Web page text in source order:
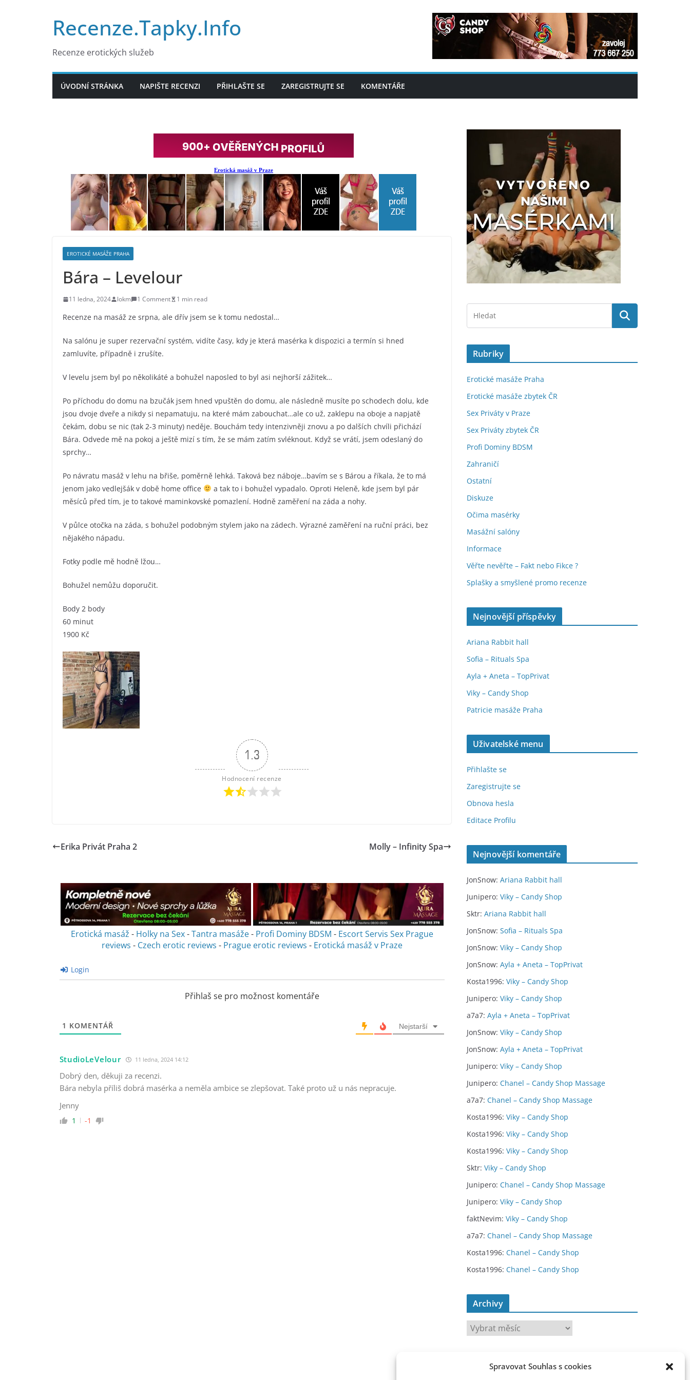
Spravovat Souhlas s cookies
Recenze.Tapky.Info
Recenze erotických služeb
ÚVODNÍ STRÁNKA NAPIŠTE RECENZI PŘIHLAŠTE SE ZAREGISTRUJTE SE KOMENTÁŘE
EROTICKÉ MASÁŽE PRAHA
Bára – Levelour
11 ledna, 2024 lokm 1 Comment 1 min read
Recenze na masáž ze srpna, ale dřív jsem se k tomu nedostal…
Na salónu je super rezervační systém, vidíte časy, kdy je která masérka k dispozici a termín si hned
zamluvíte, případně i zrušíte.
V levelu jsem byl po několikáté a bohužel naposled to byl asi nejhorší zážitek…
Po příchodu do domu na bzučák jsem hned vpuštěn do domu, ale následně musíte po schodech dolu, kde
jsou dvoje dveře a nikdy si nepamatuju, na které mám zabouchat…ale co už, zaklepu na oboje a napjatě
čekám, dobu se nic (tak 2-3 minuty) neděje. Bouchám tedy intenzivněji znovu a po dalších chvíli přichází
Bára. Odvede mě na pokoj a ještě mizí s tím, že se mám zatím svléknout. Když se vrátí, jsem odeslaný do
sprchy…
Po návratu masáž v lehu na břiše, poměrně lehká. Taková bez náboje…bavím se s Bárou a říkala, že to má
jenom jako vedlejšák v době home office
a tak to i bohužel vypadalo. Oproti Heleně, kde jsem byl pár
měsíců před tím, je to takové maminkovské pomazlení. Hodně zaměření na záda a nohy.
V půlce otočka na záda, s bohužel podobným stylem jako na zádech. Výrazné zaměření na ruční práci, bez
nějakého nápadu.
Fotky podle mě hodně lžou…
Bohužel nemůžu doporučit.
Body 2 body
60 minut
1900 Kč
1.3
Hodnocení recenze
Erika Privát Praha 2 Molly – Infinity Spa
Erotická masáž - Holky na Sex-Tantra masáže- Profi Dominy BDSM - Escort Servis Sex Prague
reviews - Czech erotic reviews - Prague erotic reviews - Erotická masáž v Praze
Login
Přihlaš se pro možnost komentáře
1 KOMENTÁŘ Nejstarší
StudioLeVelour 11 ledna, 2024 14:12
Dobrý den, děkuji za recenzi.
Bára nebyla příliš dobrá masérka a neměla ambice se zlepšovat. Také proto už u nás nepracuje.
Jenny
1 -1
Rubriky
Erotické masáže Praha
Erotické masáže zbytek ČR
Sex Priváty v Praze
Sex Priváty zbytek ČR
Profi Dominy BDSM
Zahraničí
Ostatní
Diskuze
Očima masérky
Masážní salóny
Informace
Věřte nevěřte – Fakt nebo Fikce ?
Splašky a smyšlené promo recenze
Nejnovější příspěvky
Ariana Rabbit hall
Sofia – Rituals Spa
Ayla + Aneta – TopPrivat
Viky – Candy Shop
Patricie masáže Praha
Uživatelské menu
Přihlašte se
Zaregistrujte se
Obnova hesla
Editace Profilu
Nejnovější komentáře
JonSnow: Ariana Rabbit hall
Junipero: Viky – Candy Shop
Sktr: Ariana Rabbit hall
JonSnow: Sofia – Rituals Spa
JonSnow: Viky – Candy Shop
JonSnow: Ayla + Aneta – TopPrivat
Kosta1996: Viky – Candy Shop
Junipero: Viky – Candy Shop
a7a7: Ayla + Aneta – TopPrivat
JonSnow: Viky – Candy Shop
JonSnow: Ayla + Aneta – TopPrivat
Junipero: Viky – Candy Shop
Junipero: Chanel – Candy Shop Massage
a7a7: Chanel – Candy Shop Massage
Kosta1996: Viky – Candy Shop
Kosta1996: Viky – Candy Shop
Kosta1996: Viky – Candy Shop
Sktr: Viky – Candy Shop
Junipero: Chanel – Candy Shop Massage
Junipero: Viky – Candy Shop
faktNevim: Viky – Candy Shop
a7a7: Chanel – Candy Shop Massage
Kosta1996: Chanel – Candy Shop
Kosta1996: Chanel – Candy Shop
Archivy
A
r
toplist